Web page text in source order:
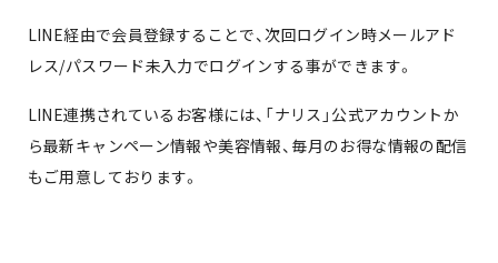
LINE経由で会員登録することで、次回ログイン時メールアド
レス/パスワード未入力でログインする事ができます。
LINE連携されているお客様には、「ナリス」公式アカウントか
ら最新キャンペーン情報や美容情報、毎月のお得な情報の配信
もご用意しております。